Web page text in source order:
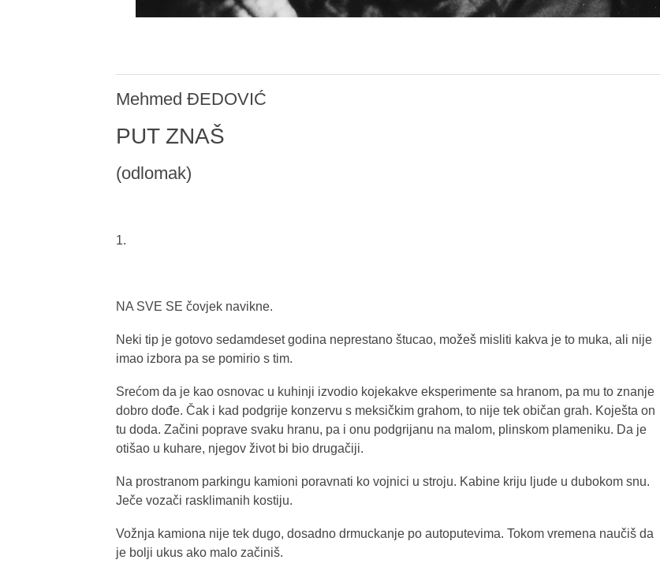
Mehmed ĐEDOVIĆ
PUT ZNAŠ
(odlomak)
1.
NA SVE SE čovjek navikne.
Neki tip je gotovo sedamdeset godina neprestano štucao, možeš misliti kakva je to muka, ali nije
imao izbora pa se pomirio s tim.
Srećom da je kao osnovac u kuhinji izvodio kojekakve eksperimente sa hranom, pa mu to znanje
dobro dođe. Čak i kad podgrije konzervu s meksičkim grahom, to nije tek običan grah. Koješta on
tu doda. Začini poprave svaku hranu, pa i onu podgrijanu na malom, plinskom plameniku. Da je
otišao u kuhare, njegov život bi bio drugačiji.
Na prostranom parkingu kamioni poravnati ko vojnici u stroju. Kabine kriju ljude u dubokom snu.
Ječe vozači rasklimanih kostiju.
Vožnja kamiona nije tek dugo, dosadno drmuckanje po autoputevima. Tokom vremena naučiš da
je bolji ukus ako malo začiniš.